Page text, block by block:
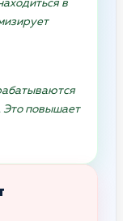
в
Это повышает